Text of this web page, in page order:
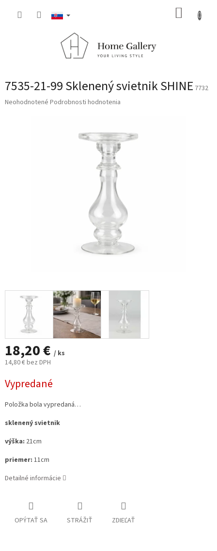
7535-21-99 Sklenený svietnik SHINE 7732
Priemerné
Neohodnotené Podrobnosti hodnotenia
18,20 € / ks
14,80 € bez DPH
cena:
Vypredané
Položka bola vypredaná…
sklenený svietnik
výška: 21cm
priemer: 11cm
Detailné informácie
OPÝTAŤ SA STRÁŽIŤ ZDIEĽAŤ